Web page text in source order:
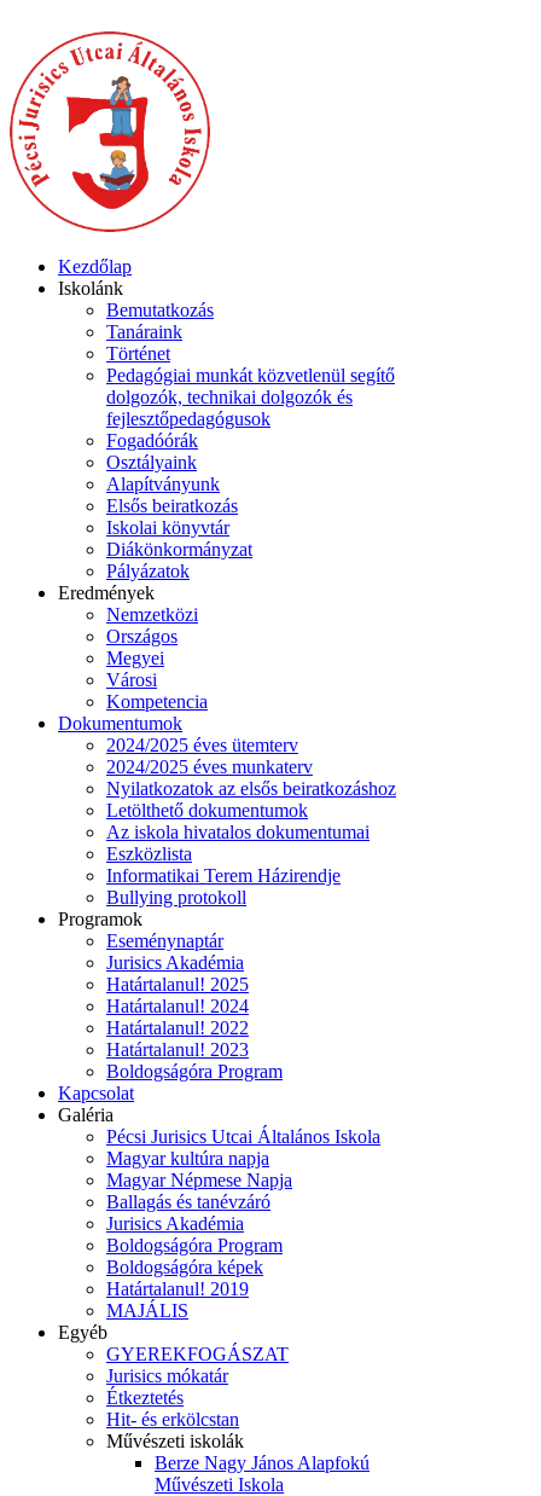
Kezdőlap
Iskolánk
Bemutatkozás
Tanáraink
Történet
Pedagógiai munkát közvetlenül segítő
dolgozók, technikai dolgozók és
fejlesztőpedagógusok
Fogadóórák
Osztályaink
Alapítványunk
Elsős beiratkozás
Iskolai könyvtár
Diákönkormányzat
Pályázatok
Eredmények
Nemzetközi
Országos
Megyei
Városi
Kompetencia
Dokumentumok
2024/2025 éves ütemterv
2024/2025 éves munkaterv
Nyilatkozatok az elsős beiratkozáshoz
Letölthető dokumentumok
Az iskola hivatalos dokumentumai
Eszközlista
Informatikai Terem Házirendje
Bullying protokoll
Programok
Eseménynaptár
Jurisics Akadémia
Határtalanul! 2025
Határtalanul! 2024
Határtalanul! 2022
Határtalanul! 2023
Boldogságóra Program
Kapcsolat
Galéria
Pécsi Jurisics Utcai Általános Iskola
Magyar kultúra napja
Magyar Népmese Napja
Ballagás és tanévzáró
Jurisics Akadémia
Boldogságóra Program
Boldogságóra képek
Határtalanul! 2019
MAJÁLIS
Egyéb
GYEREKFOGÁSZAT
Jurisics mókatár
Étkeztetés
Hit- és erkölcstan
Művészeti iskolák
Berze Nagy János Alapfokú
Művészeti Iskola